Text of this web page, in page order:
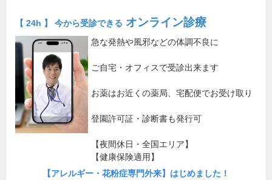
【 24h 】 今から受診できる オンライン診療
急な発熱や風邪などの体調不良に
ご自宅・オフィスで受診出来ます
お薬はお近くの薬局、宅配便でお受け取り
登園許可証・診断書も発行可
【夜間休日・全国エリア】
【健康保険適用】
【アレルギー・花粉症専門外来】はじめました！